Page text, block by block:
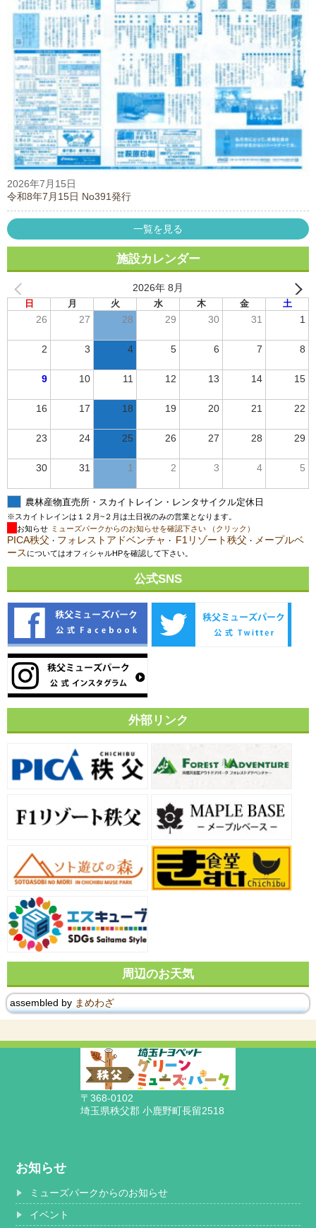
2026年7月15日
令和8年7月15日 No391発行
一覧を見る
施設カレンダー
2026年 8月
日 月 火 水 木 金 土
26 27 28 29 30 31 1
2 3 4 5 6 7 8
9 10 11 12 13 14 15
16 17 18 19 20 21 22
23 24 25 26 27 28 29
30 31 1 2 3 4 5
農林産物直売所・スカイトレイン・レンタサイクル定休日
※スカイトレインは１２月~２月は土日祝のみの営業となります。
お知らせ ミューズパークからのお知らせを確認下さい （クリック）
PICA秩父 ・ フォレストアドベンチャ ・ F1リゾート秩父 ・ メープルベ
ース についてはオフィシャルHPを確認して下さい。
公式SNS
外部リンク
周辺のお天気
assembled by まめわざ
〒368-0102
埼玉県秩父郡 小鹿野町長留2518
お知らせ
ミューズパークからのお知らせ
イベント